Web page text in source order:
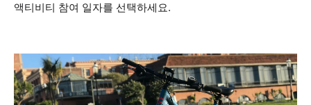
액티비티 참여 일자를 선택하세요.